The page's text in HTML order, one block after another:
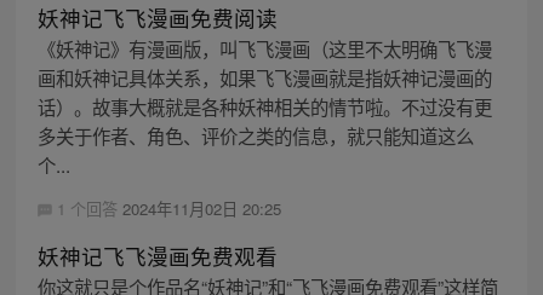
妖神记飞飞漫画免费阅读
《妖神记》有漫画版，叫飞飞漫画（这里不太明确飞飞漫
画和妖神记具体关系，如果飞飞漫画就是指妖神记漫画的
话）。故事大概就是各种妖神相关的情节啦。不过没有更
多关于作者、角色、评价之类的信息，就只能知道这么
个...
1 个回答 2024年11月02日 20:25
妖神记飞飞漫画免费观看
你这就只是个作品名“妖神记”和“飞飞漫画免费观看”这样简